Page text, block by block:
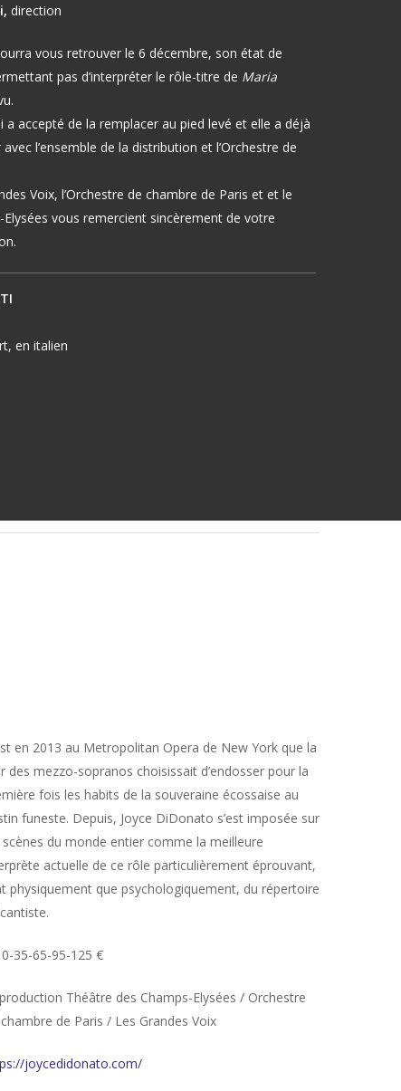
direction
vous retrouver le 6 décembre, son état de
pas d’interpréter le rôle-titre de Maria
a accepté de la remplacer au pied levé et elle a déjà
l’ensemble de la distribution et l’Orchestre de
Voix, l’Orchestre de chambre de Paris et et le
vous remercient sincèrement de votre
en italien
en 2013 au Metropolitan Opera de New York que la
des mezzo-sopranos choisissait d’endosser pour la
fois les habits de la souveraine écossaise au
funeste. Depuis, Joyce DiDonato s’est imposée sur
scènes du monde entier comme la meilleure
actuelle de ce rôle particulièrement éprouvant,
physiquement que psychologiquement, du répertoire
35-65-95-125 €
Théâtre des Champs-Elysées / Orchestre
de Paris / Les Grandes Voix
joycedidonato.com/